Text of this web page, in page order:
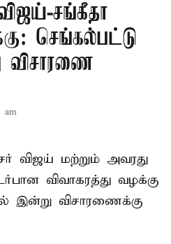
சங்கீதா
செங்கல்பட்டு
விசாரணை
am
விஜய் மற்றும் அவரது
விவாகரத்து வழக்கு
இன்று விசாரணைக்கு